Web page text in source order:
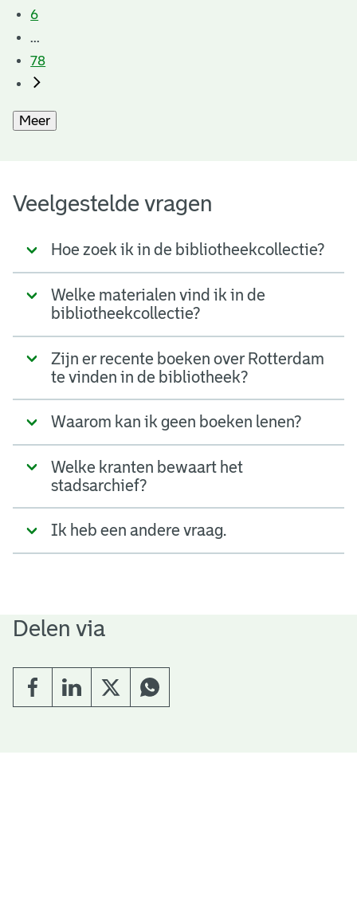
6
...
78
Meer
Veelgestelde vragen
Hoe zoek ik in de bibliotheekcollectie?
Welke materialen vind ik in de
bibliotheekcollectie?
Zijn er recente boeken over Rotterdam
te vinden in de bibliotheek?
Waarom kan ik geen boeken lenen?
Welke kranten bewaart het
stadsarchief?
Ik heb een andere vraag.
Delen via